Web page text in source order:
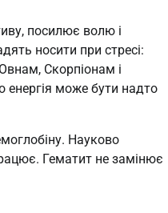
посилює волю і
носити при стресі:
Скорпіонам і
може бути надто
Науково
Гематит не замінює